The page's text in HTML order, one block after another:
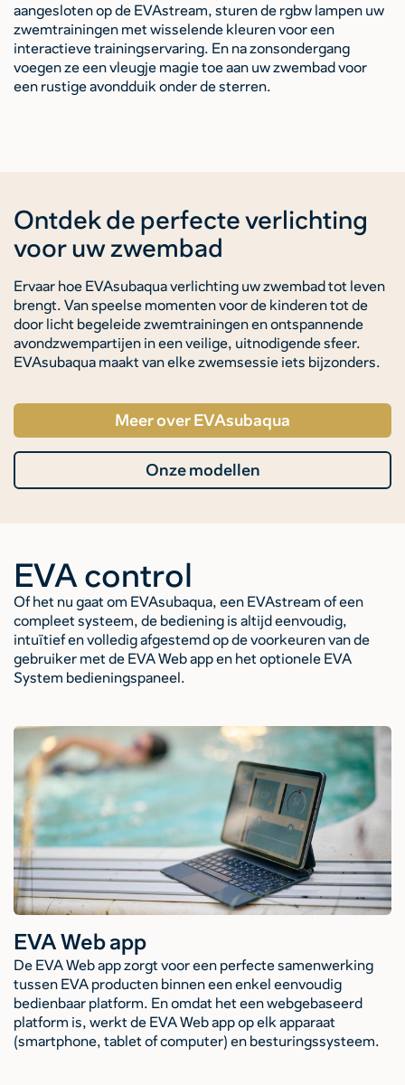
aangesloten op de EVAstream, sturen de rgbw lampen uw
zwemtrainingen met wisselende kleuren voor een
interactieve trainingservaring. En na zonsondergang
voegen ze een vleugje magie toe aan uw zwembad voor
een rustige avondduik onder de sterren.
Ontdek de perfecte verlichting
voor uw zwembad
Ervaar hoe EVAsubaqua verlichting uw zwembad tot leven
brengt. Van speelse momenten voor de kinderen tot de
door licht begeleide zwemtrainingen en ontspannende
avondzwempartijen in een veilige, uitnodigende sfeer.
EVAsubaqua maakt van elke zwemsessie iets bijzonders.
Meer over EVAsubaqua
Onze modellen
EVA control
Of het nu gaat om EVAsubaqua, een EVAstream of een
compleet systeem, de bediening is altijd eenvoudig,
intuïtief en volledig afgestemd op de voorkeuren van de
gebruiker met de EVA Web app en het optionele EVA
System bedieningspaneel.
EVA Web app
De EVA Web app zorgt voor een perfecte samenwerking
tussen EVA producten binnen een enkel eenvoudig
bedienbaar platform. En omdat het een webgebaseerd
platform is, werkt de EVA Web app op elk apparaat
(smartphone, tablet of computer) en besturingssysteem.